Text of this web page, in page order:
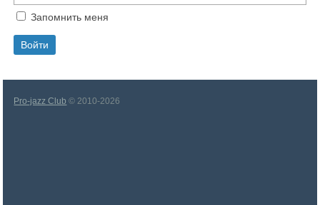
Запомнить меня
Pro-jazz Club © 2010-2026